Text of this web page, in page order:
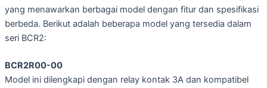
yang menawarkan berbagai model dengan fitur dan spesifikasi
berbeda. Berikut adalah beberapa model yang tersedia dalam
seri BCR2:
BCR2R00-00
Model ini dilengkapi dengan relay kontak 3A dan kompatibel